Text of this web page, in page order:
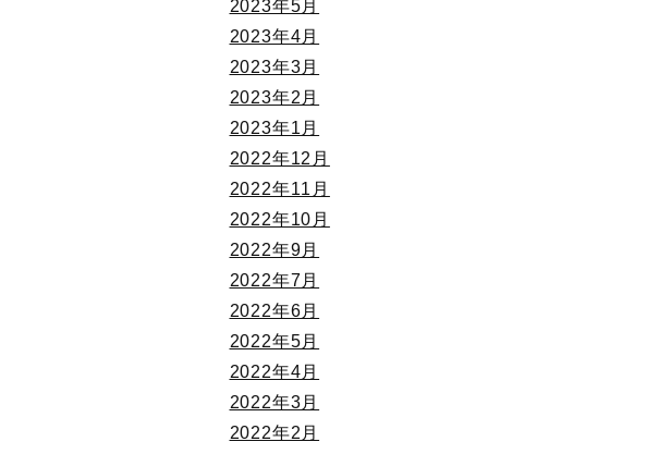
2023年5月
2023年4月
2023年3月
2023年2月
2023年1月
2022年12月
2022年11月
2022年10月
2022年9月
2022年7月
2022年6月
2022年5月
2022年4月
2022年3月
2022年2月